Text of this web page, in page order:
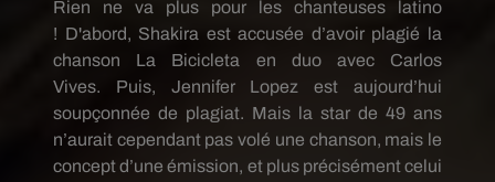
Rien ne va plus pour les chanteuses latino
! D'abord, Shakira est accusée d’avoir plagié la
chanson La
Bicicleta
en duo avec Carlos
Vives. Puis, Jennifer Lopez est aujourd’hui
soupçonnée de plagiat. Mais la star de 49 ans
n’aurait cependant pas volé une chanson, mais le
concept d’une émission, et plus précisément celui